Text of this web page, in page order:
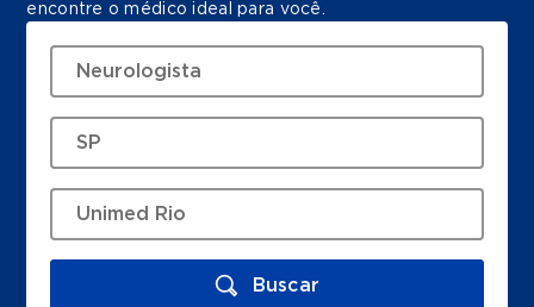
encontre o médico ideal para você.
Buscar